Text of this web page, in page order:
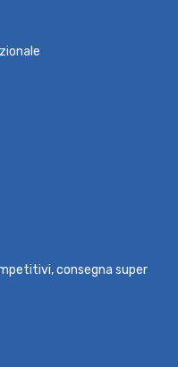
consegna super